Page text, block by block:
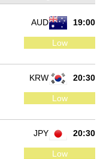
19:00
AUD
Low
20:30
KRW
Low
20:30
JPY
Low